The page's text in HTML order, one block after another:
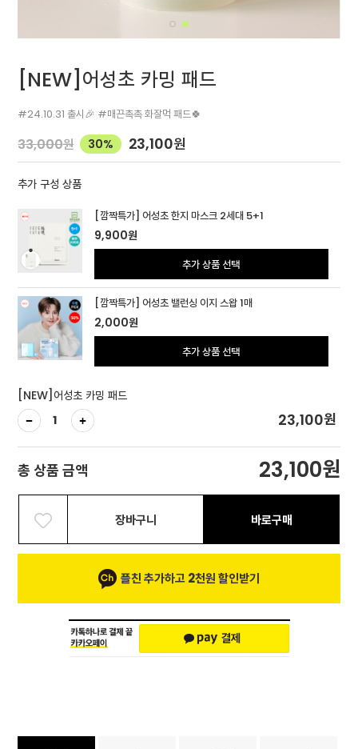
[NEW]어성초 카밍 패드
#24.10.31 출시🎉 #매끈촉촉 화잘먹 패드🍀
33,000원 30% 23,100원
추가 구성 상품
[깜짝특가] 어성초 한지 마스크 2세대 5+1
9,900원
추가 상품 선택
[깜짝특가] 어성초 밸런싱 이지 스왑 1매
2,000원
추가 상품 선택
[NEW]어성초 카밍 패드
23,100원
총 상품 금액 23,100원
장바구니 바로구매
플친 추가하고 2천원 할인받기